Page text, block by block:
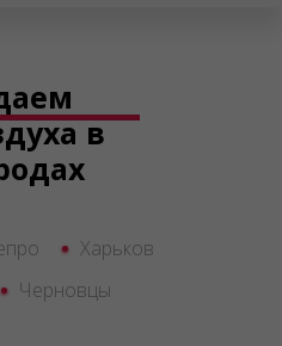
в
Харьков
Черновцы